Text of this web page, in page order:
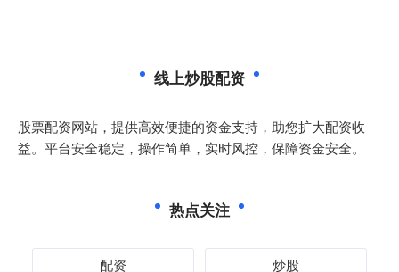
线上炒股配资
股票配资网站，提供高效便捷的资金支持，助您扩大配资收
益。平台安全稳定，操作简单，实时风控，保障资金安全。
热点关注
配资 炒股